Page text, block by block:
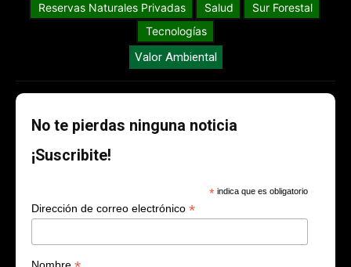
Reservas Naturales Privadas
Salud
Sur Forestal
Tecnologías
Valor Ambiental
No te pierdas ninguna noticia
¡Suscribite!
* indica que es obligatorio
Dirección de correo electrónico *
Nombre